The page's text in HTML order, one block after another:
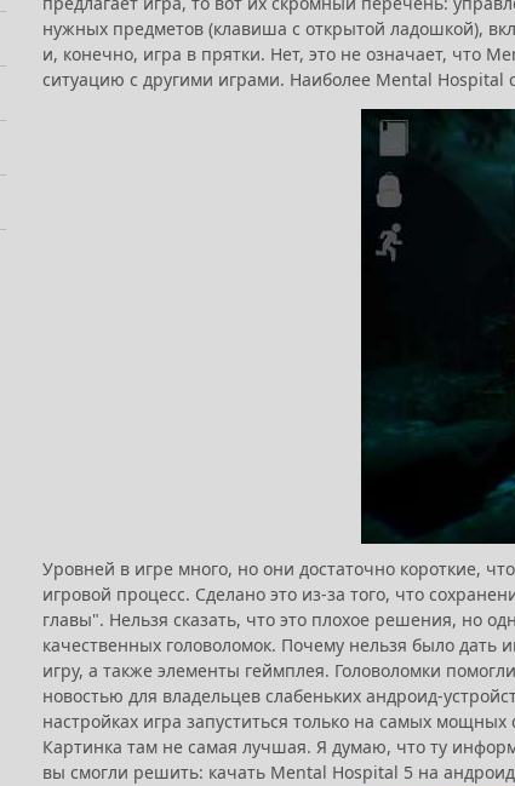
нужных предметов (клавиша с открытой ладошкой),
и, конечно, игра в прятки. Нет, это не означает, что
ситуацию с другими играми. Наиболее Mental Hospital
Уровней в игре много, но они достаточно короткие,
игровой процесс. Сделано это из-за того, что
главы". Нельзя сказать, что это плохое решения, но
качественных головоломок. Почему нельзя было
игру, а также элементы геймплея. Головоломки
новостью для владельцев слабеньких андроид-
настройках игра запуститься только на самых
Картинка там не самая лучшая. Я думаю, что ту
вы смогли решить: качать Mental Hospital 5 на